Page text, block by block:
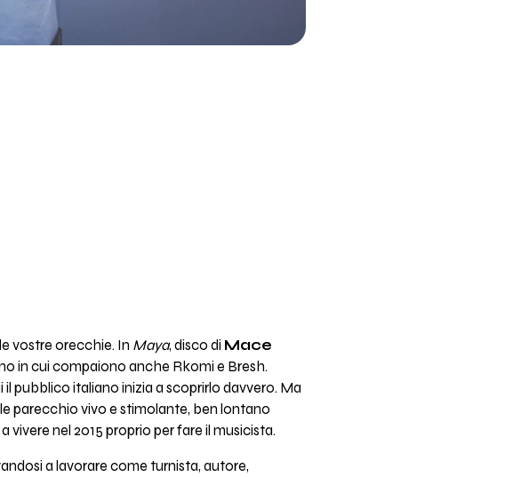
vostre orecchie. In Maya, disco di Mace
in cui compaiono anche Rkomi e Bresh.
pubblico italiano inizia a scoprirlo davvero. Ma
parecchio vivo e stimolante, ben lontano
vivere nel 2015 proprio per fare il musicista.
a lavorare come turnista, autore,